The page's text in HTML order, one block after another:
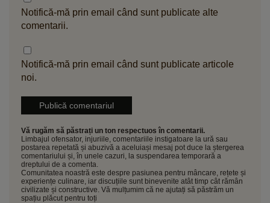
Notifică-mă prin email când sunt publicate alte
comentarii.
Notifică-mă prin email când sunt publicate articole
noi.
Vă rugăm să păstrați un ton respectuos în comentarii.
Limbajul ofensator, injuriile, comentariile instigatoare la ură sau
postarea repetată și abuzivă a aceluiași mesaj pot duce la ștergerea
comentariului și, în unele cazuri, la suspendarea temporară a
dreptului de a comenta.
Comunitatea noastră este despre pasiunea pentru mâncare, rețete și
experiențe culinare, iar discuțiile sunt binevenite atât timp cât rămân
civilizate și constructive. Vă mulțumim că ne ajutați să păstrăm un
spațiu plăcut pentru toți